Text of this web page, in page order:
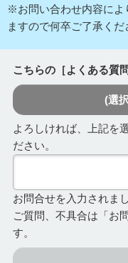
※お問い合わせ内容によ
ますので何卒ご了承くだ
こちらの［よくある質
(選
よろしければ、上記を
ださい。
お問合せを入力されま
ご質問、不具合は「お
す。